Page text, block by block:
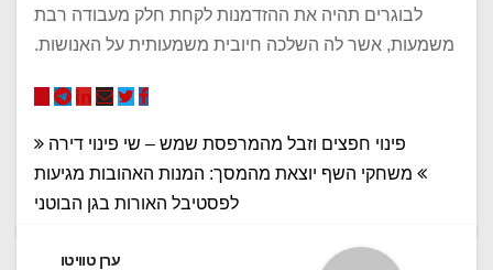
לבוגרים תהיה את ההזדמנות לקחת חלק מעבודה רבת
משמעות, אשר לה השלכה חיובית משמעותית על האנושות.
ניווטפינוי חפצים וזבל מהמרפסת שמש – שי פינוי דירה
משחקי השף יוצאת מהמסך: המנות האהובות מגיעות
לפסטיבל האורות בגן הבוטני
ערן טוויטו